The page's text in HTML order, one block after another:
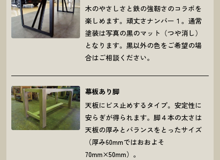
木のやさしさと鉄の強靭さのコラボを
楽しめます。頑丈さナンバー１。通常
塗装は写真の黒のマット（つや消し）
となります。黒以外の色をご希望の場
合はご相談ください。
幕板あり脚
天板にビス止めするタイプ。安定性に
安らぎが得られます。脚４本の太さは
天板の厚みとバランスをとったサイズ
（厚み60mmではおおよそ
70mm×50mm）。